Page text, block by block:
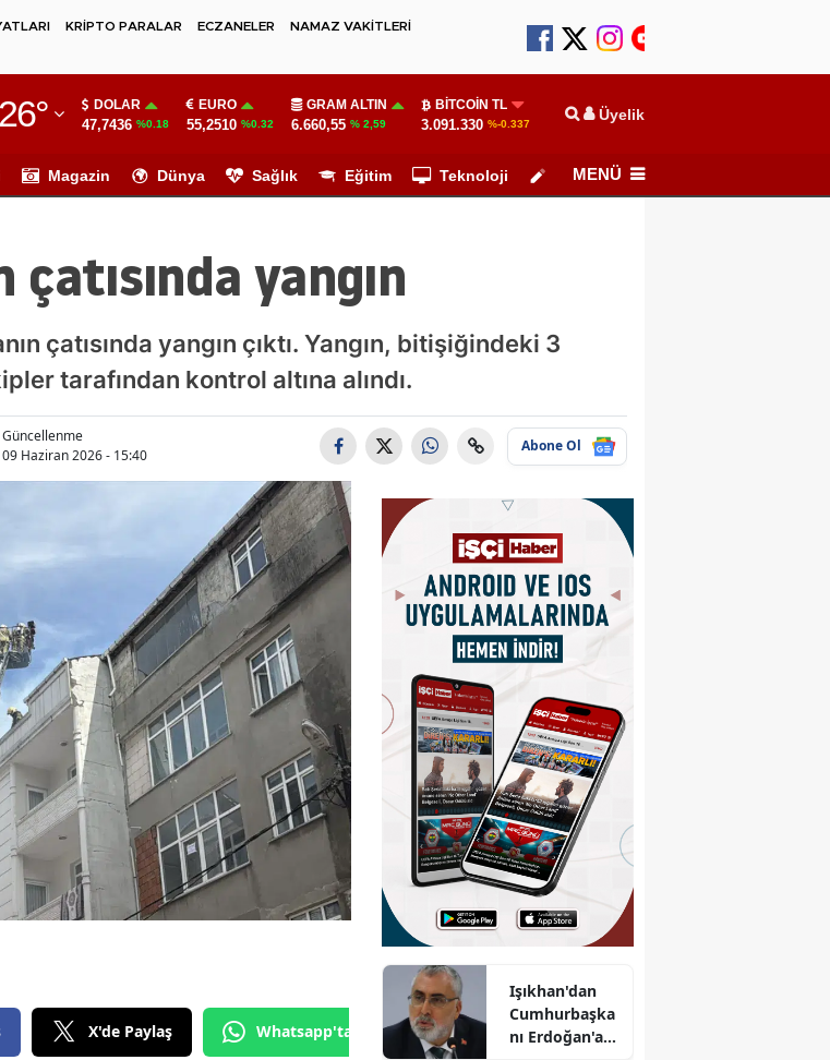
KRİPTO PARALAR ECZANELER
NAMAZ VAKİTLERİ
26° DOLAR
47,7436 %0.18
EURO
55,2510 %0.32
GRAM ALTIN
6.660,55 % 2,59
BITCOIN TL
3.091.330 %-0.337 Üyelik
Magazin Dünya Sağlık Eğitim Teknoloji Köşe Yazarları
MENÜ
yangın
çatısında yangın çıktı. Yangın, bitişiğindeki 3
tarafından kontrol altına alındı.
Güncellenme
09 Haziran 2026 - 15:40
Abone Ol
X'de Paylaş Whatsapp'tan Gönder
Işıkhan'dan
Cumhurbaşka
nı Erdoğan'a